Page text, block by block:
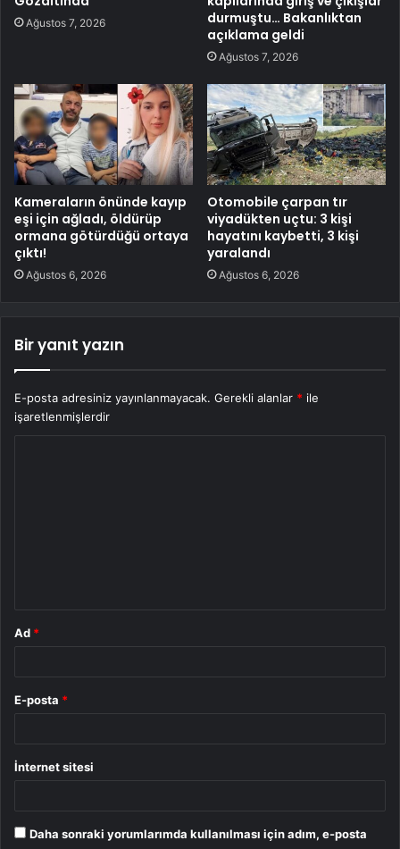
Ağustos 7, 2026
durmuştu… Bakanlıktan
açıklama geldi
Ağustos 7, 2026
Kameraların önünde kayıp
eşi için ağladı, öldürüp
ormana götürdüğü ortaya
çıktı!
Ağustos 6, 2026
Otomobile çarpan tır
viyadükten uçtu: 3 kişi
hayatını kaybetti, 3 kişi
yaralandı
Ağustos 6, 2026
Bir yanıt yazın
E-posta adresiniz yayınlanmayacak. Gerekli alanlar * ile
işaretlenmişlerdir
Ad *
E-posta *
İnternet sitesi
Daha sonraki yorumlarımda kullanılması için adım, e-posta